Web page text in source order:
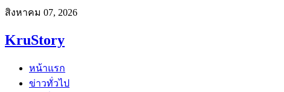
สิงหาคม 07, 2026
KruStory
หน้าแรก
ข่าวทั่วไป